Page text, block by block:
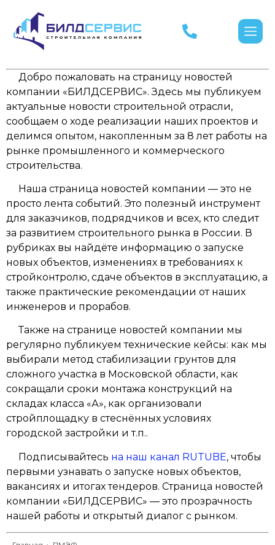
Добро пожаловать на страницу новостей
компании «БИЛДСЕРВИС». Здесь мы публикуем
актуальные новости строительной отрасли,
сообщаем о ходе реализации наших проектов и
делимся опытом, накопленным за 8 лет работы на
рынке промышленного и коммерческого
строительства.
Наша страница новостей компании — это не
просто лента событий. Это полезный инструмент
для заказчиков, подрядчиков и всех, кто следит
за развитием строительного рынка в России. В
рубриках вы найдёте информацию о запуске
новых объектов, изменениях в требованиях к
стройконтролю, сдаче объектов в эксплуатацию, а
также практические рекомендации от наших
инженеров и прорабов.
Также на странице новостей компании мы
регулярно публикуем технические кейсы: как мы
выбирали метод стабилизации грунтов для
сложного участка в Московской области, как
сокращали сроки монтажа конструкций на
складах класса «А», как организовали
стройплощадку в стеснённых условиях
городской застройки и т.п..
Подписывайтесь на наш канал RUTUBE, чтобы
первыми узнавать о запуске новых объектов,
вакансиях и итогах тендеров. Страница новостей
компании «БИЛДСЕРВИС» — это прозрачность
нашей работы и открытый диалог с рынком.